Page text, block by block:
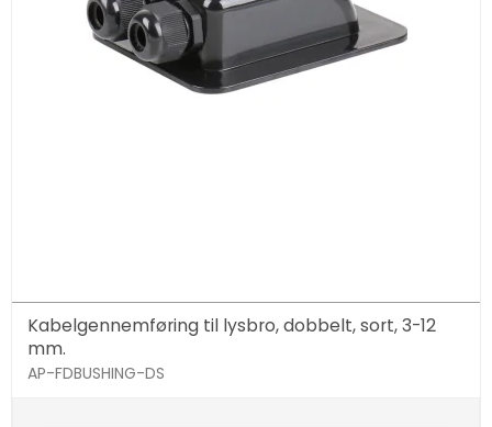
Kabelgennemføring til lysbro, dobbelt, sort, 3-12
mm.
AP-FDBUSHING-DS